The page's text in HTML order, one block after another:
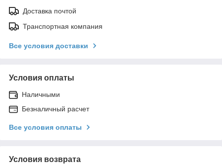
Доставка почтой
Транспортная компания
Все условия доставки
Условия оплаты
Наличными
Безналичный расчет
Все условия оплаты
Условия возврата